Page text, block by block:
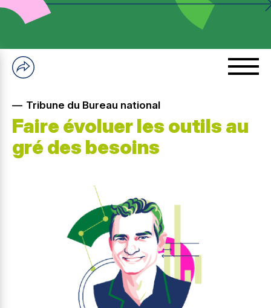
Tribune du Bureau national
Faire évoluer les outils au
gré des besoins